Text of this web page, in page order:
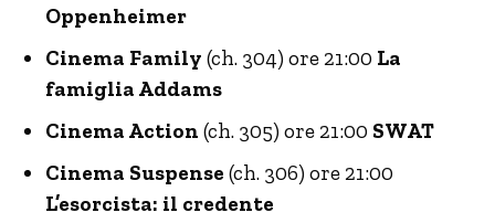
Oppenheimer
Cinema Family (ch. 304) ore 21:00 La
famiglia Addams
Cinema Action (ch. 305) ore 21:00 SWAT
Cinema Suspense (ch. 306) ore 21:00
L’esorcista: il credente